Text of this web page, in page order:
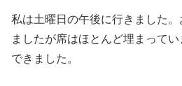
私は土曜日の午後に行きました
ましたが席はほとんど埋まって
できました。